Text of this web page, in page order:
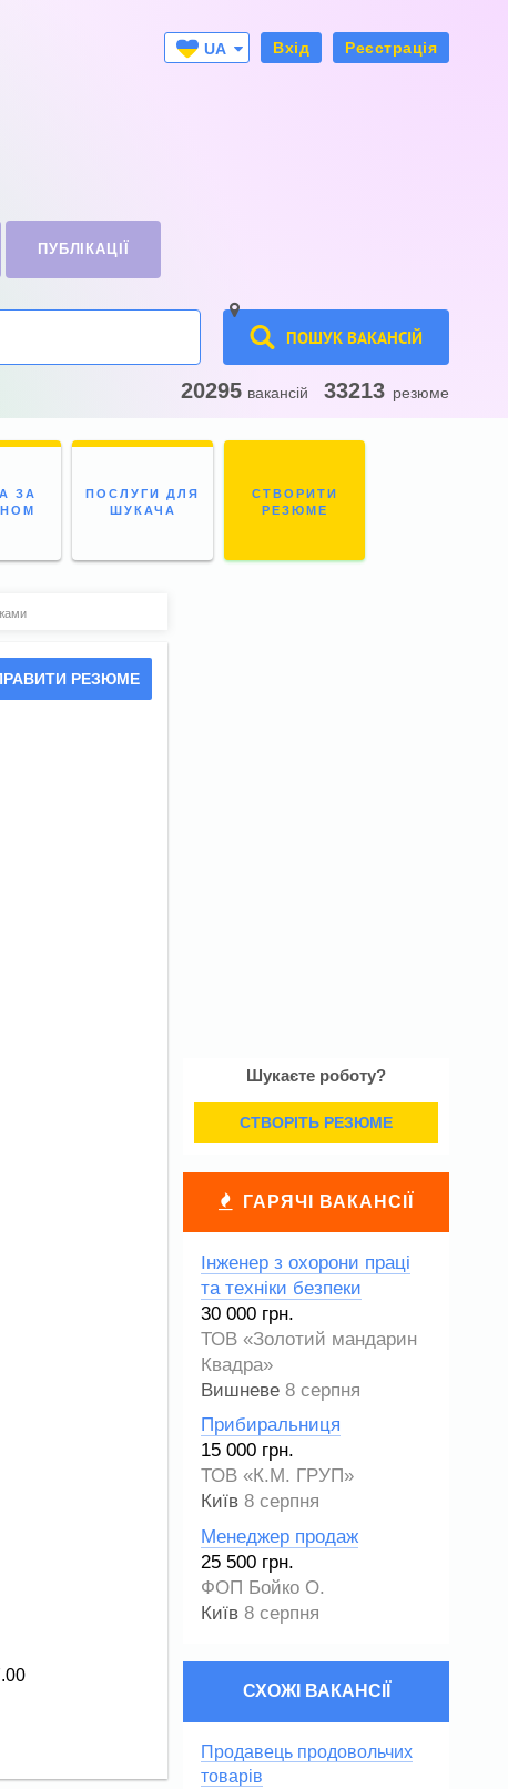
UA
Вхід Реєстрація
ПУБЛІКАЦІЇ
ПОШУК ВАКАНСІЙ
20295 вакансій 33213 резюме
ЗА
ПОСЛУГИ ДЛЯ
ШУКАЧА
СТВОРИТИ
РЕЗЮМЕ
РЕЗЮМЕ
Шукаєте роботу?
СТВОРІТЬ РЕЗЮМЕ
ГАРЯЧІ ВАКАНСІЇ
Інженер з охорони праці
та техніки безпеки
30 000 грн.
ТОВ «Золотий мандарин
Квадра»
Вишневе 8 серпня
Прибиральниця
15 000 грн.
ТОВ «К.М. ГРУП»
Київ 8 серпня
Менеджер продаж
25 500 грн.
ФОП Бойко О.
Київ 8 серпня
СХОЖІ ВАКАНСІЇ
Продавець продовольчих
товарів